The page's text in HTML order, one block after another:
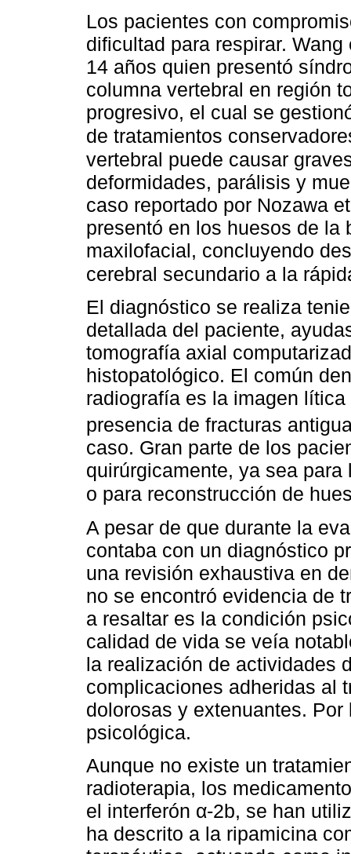
Los pacientes con
dificultad para respirar.
14 años quien presentó
columna vertebral en región
progresivo, el cual se
de tratamientos
vertebral puede causar
deformidades, parálisis y
caso reportado por Nozawa
presentó en los huesos de la
maxilofacial, concluyendo
cerebral secundario a la
El diagnóstico se realiza
detallada del paciente,
tomografía axial
histopatológico. El común
radiografía es la imagen
presencia de fracturas
caso. Gran parte de los
quirúrgicamente, ya sea
o para reconstrucción de
A pesar de que durante la
contaba con un diagnóstico
una revisión exhaustiva en
no se encontró evidencia de
a resaltar es la condición
calidad de vida se veía
la realización de actividades
complicaciones adheridas al
dolorosas y extenuantes.
psicológica.
Aunque no existe un
radioterapia, los
el interferón α-2b, se han
ha descrito a la ripamicina